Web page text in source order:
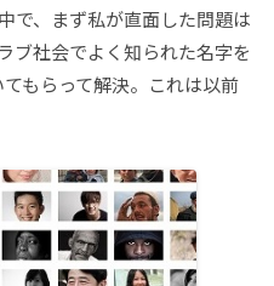
で、まず私が直面した問題は
ブ社会でよく知られた名字を
もらって解決。これは以前